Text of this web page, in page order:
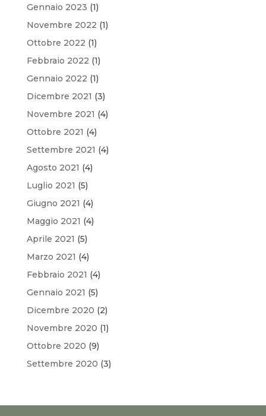
Gennaio 2023 (1)
Novembre 2022 (1)
Ottobre 2022 (1)
Febbraio 2022 (1)
Gennaio 2022 (1)
Dicembre 2021 (3)
Novembre 2021 (4)
Ottobre 2021 (4)
Settembre 2021 (4)
Agosto 2021 (4)
Luglio 2021 (5)
Giugno 2021 (4)
Maggio 2021 (4)
Aprile 2021 (5)
Marzo 2021 (4)
Febbraio 2021 (4)
Gennaio 2021 (5)
Dicembre 2020 (2)
Novembre 2020 (1)
Ottobre 2020 (9)
Settembre 2020 (3)